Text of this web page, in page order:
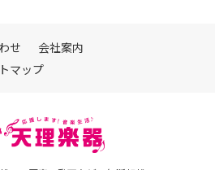
せ
会社案内
マップ